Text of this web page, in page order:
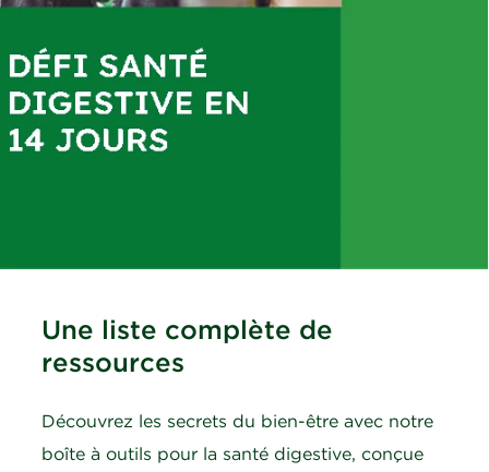
Une liste complète de
ressources
Découvrez les secrets du bien-être avec notre
boîte à outils pour la santé digestive, conçue